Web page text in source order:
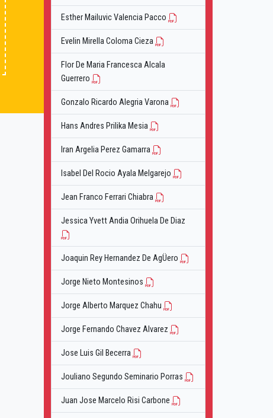
Esther Mailuvic Valencia Pacco
Evelin Mirella Coloma Cieza
Flor De Maria Francesca Alcala
Guerrero
Gonzalo Ricardo Alegria Varona
Hans Andres Prilika Mesia
Iran Argelia Perez Gamarra
Isabel Del Rocio Ayala Melgarejo
Jean Franco Ferrari Chiabra
Jessica Yvett Andia Orihuela De Diaz
Joaquin Rey Hernandez De AgÜero
Jorge Nieto Montesinos
Jorge Alberto Marquez Chahu
Jorge Fernando Chavez Alvarez
Jose Luis Gil Becerra
Jouliano Segundo Seminario Porras
Juan Jose Marcelo Risi Carbone